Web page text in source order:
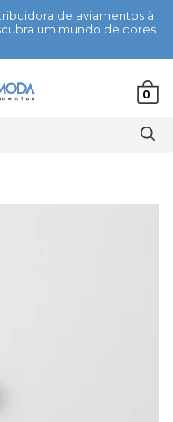
de aviamentos à
um mundo de cores
0